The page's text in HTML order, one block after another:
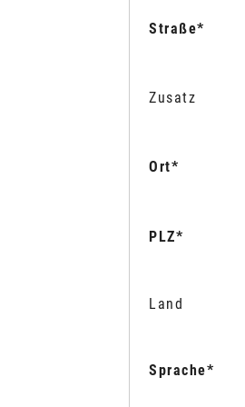
Straße
Zusatz
Ort
PLZ
Land
Sprache